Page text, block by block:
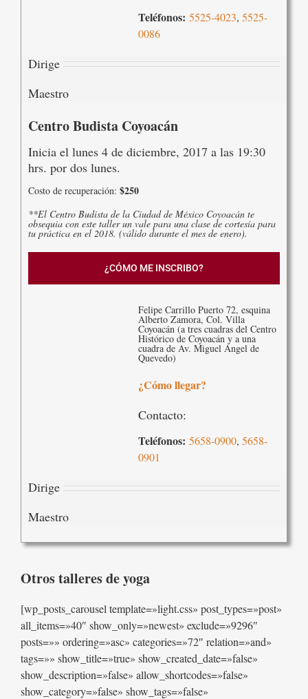
Teléfonos: 5525-4023, 5525-
0086
Dirige
Maestro
Centro Budista Coyoacán
Inicia el lunes 4 de diciembre, 2017 a las 19:30
hrs. por dos lunes.
Costo de recuperación: $250
**El Centro Budista de la Ciudad de México Coyoacán te
obsequia con este taller un vale para una clase de cortesía para
tu práctica en el 2018. (válido durante el mes de enero).
¿CÓMO ME INSCRIBO?
Felipe Carrillo Puerto 72, esquina
Alberto Zamora, Col. Villa
Coyoacán (a tres cuadras del Centro
Histórico de Coyoacán y a una
cuadra de Av. Miguel Ángel de
Quevedo)
¿Cómo llegar?
Contacto:
Teléfonos: 5658-0900, 5658-
0901
Dirige
Maestro
Otros talleres de yoga
[wp_posts_carousel template=»light.css» post_types=»post»
all_items=»40″ show_only=»newest» exclude=»9296″
posts=»» ordering=»asc» categories=»72″ relation=»and»
tags=»» show_title=»true» show_created_date=»false»
show_description=»false» allow_shortcodes=»false»
show_category=»false» show_tags=»false»